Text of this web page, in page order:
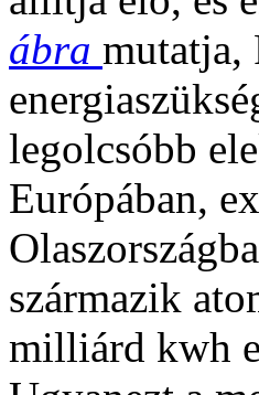
ábra mutatja,
legolcsóbb
Európában,
származik
milliárd kwh